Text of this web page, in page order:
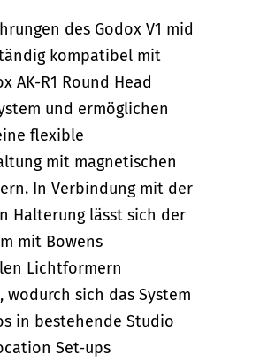
des Godox V1 mid
kompatibel mit
AK-R1 Round Head
und ermöglichen
flexible
mit magnetischen
In Verbindung mit der
Halterung lässt sich der
mit Bowens
Lichtformern
wodurch sich das System
in bestehende Studio
Set-ups